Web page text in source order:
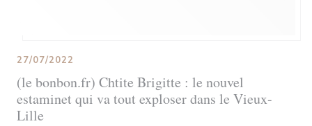
(le bonbon.fr) Chtite Brigitte : le nouvel
estaminet qui va tout exploser dans le Vieux-
Lille
27/07/2022